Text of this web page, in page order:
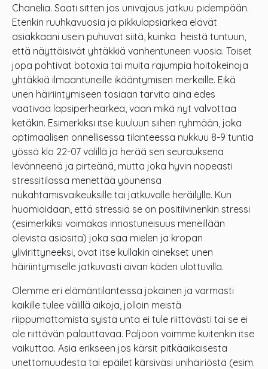
Chanelia. Saati sitten jos univajaus jatkuu pidempään.
Etenkin ruuhkavuosia ja pikkulapsiarkea elävät
asiakkaani usein puhuvat siitä, kuinka heistä tuntuun,
että näyttäisivät yhtäkkiä vanhentuneen vuosia. Toiset
jopa pohtivat botoxia tai muita rajumpia hoitokeinoja
yhtäkkiä ilmaantuneille ikääntymisen merkeille. Eikä
unen häiriintymiseen tosiaan tarvita aina edes
vaativaa lapsiperhearkea, vaan mikä nyt valvottaa
ketäkin. Esimerkiksi itse kuuluun siihen ryhmään, joka
optimaalisen onnellisessa tilanteessa nukkuu 8-9 tuntia
yössä klo 22-07 välillä ja herää sen seurauksena
levänneenä ja pirteänä, mutta joka hyvin nopeasti
stressitilassa menettää yöunensa
nukahtamisvaikeuksille tai jatkuvalle heräilylle. Kun
huomioidaan, että stressiä se on positiivinenkin stressi
(esimerkiksi voimakas innostuneisuus meneillään
olevista asiosita) joka saa mielen ja kropan
ylivirittyneeksi, ovat itse kullakin ainekset unen
häiriintymiselle jatkuvasti aivan käden ulottuvilla.
Olemme eri elämäntilanteissa jokainen ja varmasti
kaikille tulee välillä aikoja, jolloin meistä
riippumattomista syistä unta ei tule riittävästi tai se ei
ole riittävän palauttavaa. Paljoon voimme kuitenkin itse
vaikuttaa. Asia erikseen jos kärsit pitkäaikaisesta
unettomuudesta tai epäilet kärsiväsi unihäiriöstä (esim.